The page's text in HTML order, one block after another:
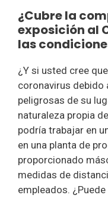
¿Cubre la
exposición al
las
¿Y si usted cree
coronavirus debido
peligrosas de su
naturaleza propia
podría trabajar en
en una planta de
proporcionado
medidas de
empleados.